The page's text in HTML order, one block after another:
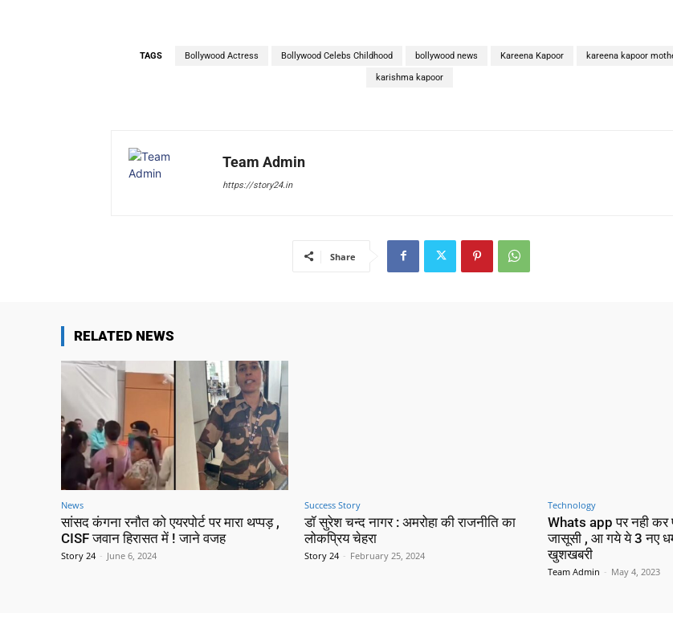
TAGS Bollywood Actress Bollywood Celebs Childhood bollywood news Kareena Kapoor kareena kapoor
karishma kapoor
Team Admin
https://story24.in
Share
RELATED NEWS
News
सांसद कंगना रनौत को एयरपोर्ट पर मारा थप्पड़ ,
CISF जवान हिरासत में ! जाने वजह
Story 24 - June 6, 2024
Success Story
डॉ सुरेश चन्द नागर : अमरोहा की राजनीति का
लोकप्रिय चेहरा
Story 24 - February 25, 2024
Technology
Whats app पर नही कर
जासूसी , आ गये ये 3 नए
खुशखबरी
Team Admin - May 4, 2023